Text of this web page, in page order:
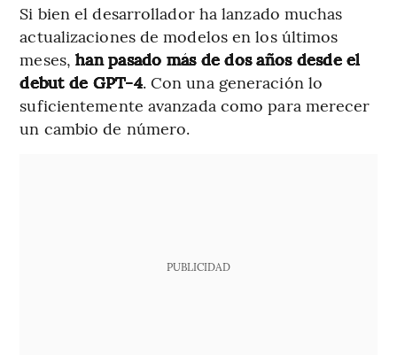
Si bien el desarrollador ha lanzado muchas
actualizaciones de modelos en los últimos
meses,han pasado más de dos años desde el
debut de GPT-4. Con una generación lo
suficientemente avanzada como para merecer
un cambio de número.
PUBLICIDAD